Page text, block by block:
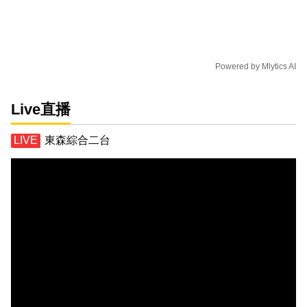
Powered by Mlytics AI
Live直播
東森綜合二台